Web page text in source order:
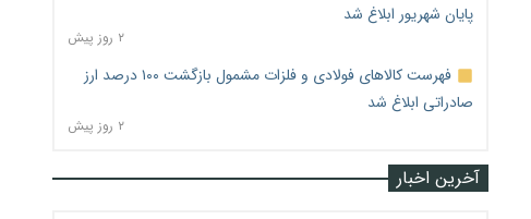
پایان شهریور ابلاغ شد
۲ روز پیش
فهرست کالاهای فولادی و فلزات مشمول بازگشت ۱۰۰ درصد ارز
صادراتی ابلاغ شد
۲ روز پیش
آخرین اخبار